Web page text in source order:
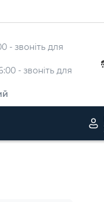
- звоніть для
- звоніть для